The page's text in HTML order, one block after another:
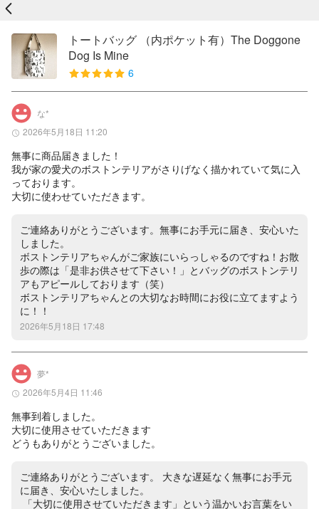
戻る
トートバッグ （内ポケット有）The Doggone
Dog Is Mine
6
な*
2026年5月18日 11:20
無事に商品届きました！
我が家の愛犬のボストンテリアがさりげなく描かれていて気に入
っております。
大切に使わせていただきます。
ご連絡ありがとうございます。無事にお手元に届き、安心いた
しました。
ボストンテリアちゃんがご家族にいらっしゃるのですね！お散
歩の際は「是非お供させて下さい！」とバッグのボストンテリ
アもアピールしております（笑）
ボストンテリアちゃんとの大切なお時間にお役に立てますよう
に！！
2026年5月18日 17:48
夢*
2026年5月4日 11:46
無事到着しました。
大切に使用させていただきます
どうもありがとうございました。
ご連絡ありがとうございます。 大きな遅延なく無事にお手元
に届き、安心いたしました。